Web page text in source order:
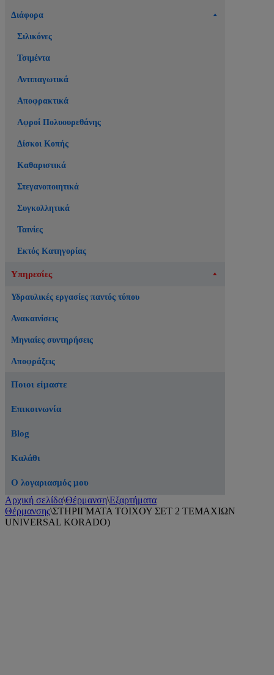
Διάφορα
Σιλικόνες
Τσιμέντα
Αντιπαγωτικά
Αποφρακτικά
Αφροί Πολυουρεθάνης
Δίσκοι Κοπής
Καθαριστικά
Στεγανοποιητικά
Συγκολλητικά
Ταινίες
Εκτός Κατηγορίας
Υπηρεσίες
Υδραυλικές εργασίες παντός τύπου
Ανακαινίσεις
Μηνιαίες συντηρήσεις
Αποφράξεις
Ποιοι είμαστε
Επικοινωνία
Blog
Καλάθι
Ο λογαριασμός μου
Αρχική σελίδα\Θέρμανση\Εξαρτήματα
Θέρμανσης\ΣΤΗΡΙΓΜΑΤΑ ΤΟΙΧΟΥ ΣΕΤ 2 ΤΕΜΑΧΙΩΝ
UNIVERSAL KORADO)